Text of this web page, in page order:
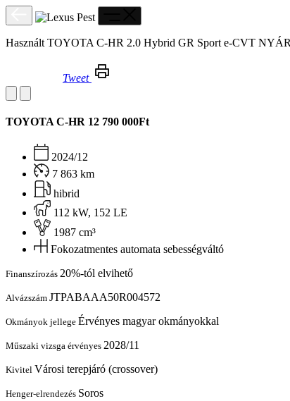
Használt TOYOTA C-HR 2.0 Hybrid GR Sport e-CVT
Tweet
TOYOTA C-HR 12 790 000Ft
2024/12
7 863 km
hibrid
112 kW, 152 LE
1987 cm³
Fokozatmentes automata sebességváltó
Finanszírozás 20%-tól elvihető
Alvázszám JTPABAAA50R004572
Okmányok jellege Érvényes magyar okmányokkal
Műszaki vizsga érvényes 2028/11
Kivitel Városi terepjáró (crossover)
Henger-elrendezés Soros